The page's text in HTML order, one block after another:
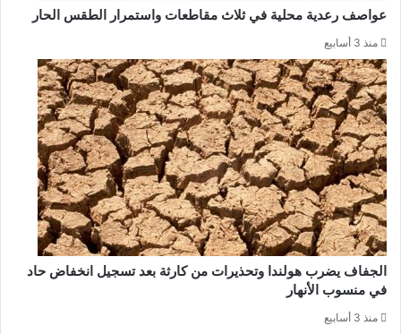
عواصف رعدية محلية في ثلاث مقاطعات واستمرار الطقس الحار
منذ 3 أسابيع
الجفاف يضرب هولندا وتحذيرات من كارثة بعد تسجيل انخفاض حاد
في منسوب الأنهار
منذ 3 أسابيع